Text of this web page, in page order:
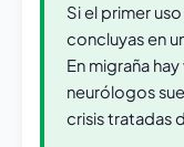
Si el primer
concluyas en
En migraña
neurólogos
crisis tratadas